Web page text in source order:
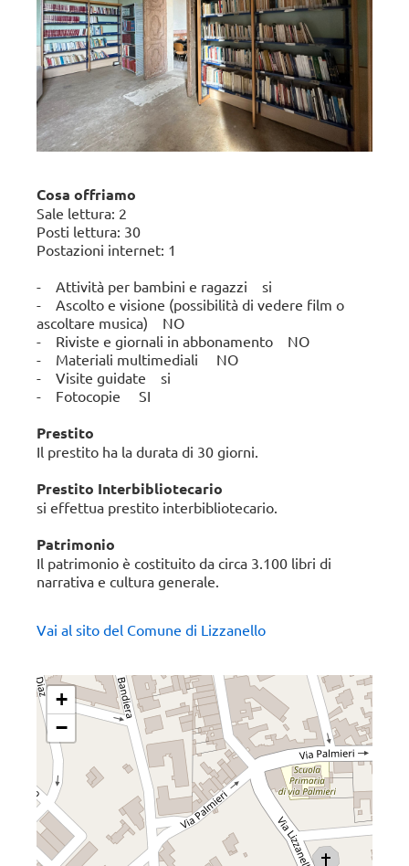
Cosa offriamo
Sale lettura: 2
Posti lettura: 30
Postazioni internet: 1
- Attività per bambini e ragazzi si
- Ascolto e visione (possibilità di vedere film o
ascoltare musica) NO
- Riviste e giornali in abbonamento NO
- Materiali multimediali NO
- Visite guidate si
- Fotocopie SI
Prestito
Il prestito ha la durata di 30 giorni.
Prestito Interbibliotecario
si effettua prestito interbibliotecario.
Patrimonio
Il patrimonio è costituito da circa 3.100 libri di
narrativa e cultura generale.
Vai al sito del Comune di Lizzanello
+
−